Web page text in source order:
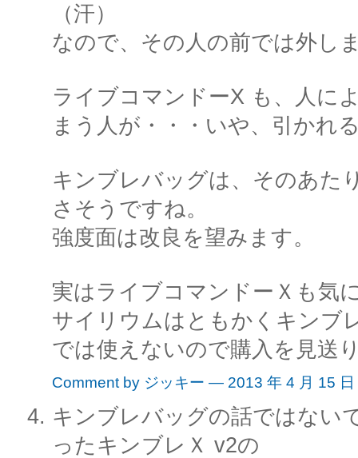
（汗）
なので、その人の前では外し
ライブコマンドーX も、人に
まう人が・・・いや、引かれ
キンブレバッグは、そのあた
さそうですね。
強度面は改良を望みます。
実はライブコマンドーＸも気
サイリウムはともかくキンブ
では使えないので購入を見送
Comment by ジッキー — 2013 年 4 月 15
キンブレバッグの話ではない
ったキンブレＸ v2の